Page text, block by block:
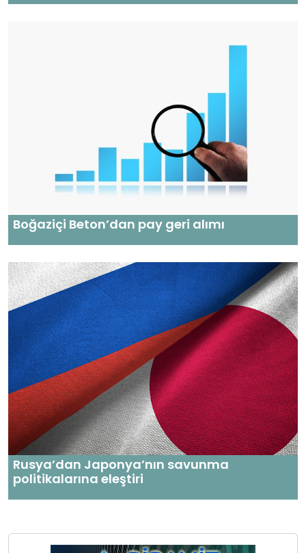
Boğaziçi Beton’dan pay geri alımı
Rusya’dan Japonya’nın savunma
politikalarına eleştiri